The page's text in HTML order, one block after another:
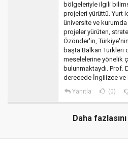
bölgeleriyle ilgili
projeleri yürüttü. Yurt
üniversite ve
projeler yürüten,
Özönder'in,
başta Balkan Türkleri
meselelerine yönelik
bulunmaktaydı. Prof.
derecede İngilizce ve
Yanıtla (0)
Daha